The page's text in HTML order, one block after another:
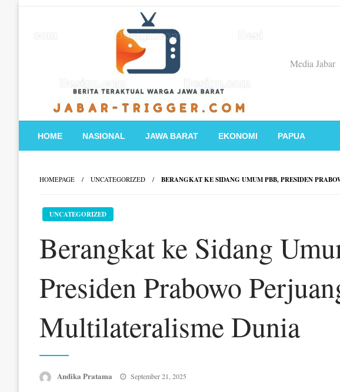
Media Jabar
HOME NASIONAL JAWA BARAT EKONOMI PAPUA
HOMEPAGE UNCATEGORIZED BERANGKAT KE SIDANG UMUM PBB, PRESIDEN
UNCATEGORIZED
Berangkat ke Sidang
Presiden Prabowo
Multilateralisme Dunia
Andika Pratama
Posted
September 21, 2025